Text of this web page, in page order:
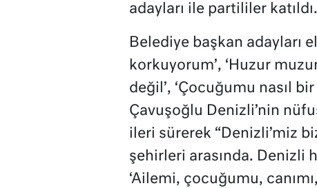
adayları ile partililer katıldı.
Belediye başkan adayları
korkuyorum’, ‘Huzur
değil’, ‘Çocuğumu nasıl
Çavuşoğlu Denizli’nin
ileri sürerek “Denizli’miz
şehirleri arasında. Denizli
‘Ailemi, çocuğumu,